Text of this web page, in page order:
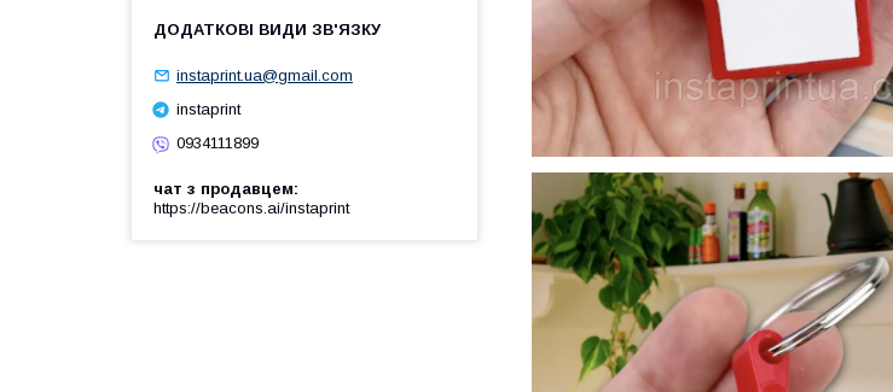
instaprint.ua@gmail.com
instaprint
0934111899
чат з продавцем
https://beacons.ai/instaprint